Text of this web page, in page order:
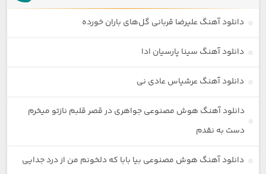
دانلود آهنگ علیرضا قربانی گل‌های باران خورده
دانلود آهنگ سینا پارسیان ادا
دانلود آهنگ عرشیاس عادی نی
دانلود آهنگ هوش مصنوعی جواهری در قصر قلبم نازتو میخرم
دست به نقدم
دانلود آهنگ هوش مصنوعی بیا بابا که دلخونم من از درد جدایی